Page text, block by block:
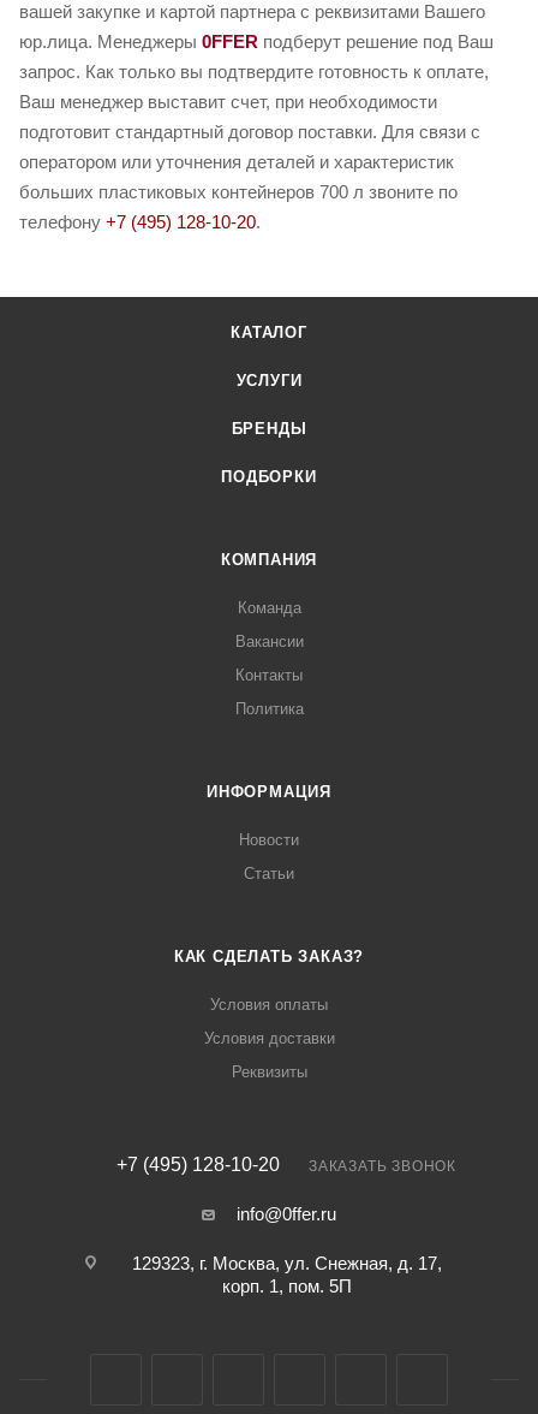
вашей закупке и картой партнера с реквизитами Вашего
юр.лица. Менеджеры 0FFER подберут решение под Ваш
запрос. Как только вы подтвердите готовность к оплате,
Ваш менеджер выставит счет, при необходимости
подготовит стандартный договор поставки. Для связи с
оператором или уточнения деталей и характеристик
больших пластиковых контейнеров 700 л звоните по
телефону +7 (495) 128-10-20.
КАТАЛОГ
УСЛУГИ
БРЕНДЫ
ПОДБОРКИ
КОМПАНИЯ
Команда
Вакансии
Контакты
Политика
ИНФОРМАЦИЯ
Новости
Статьи
КАК СДЕЛАТЬ ЗАКАЗ?
Условия оплаты
Условия доставки
Реквизиты
+7 (495) 128-10-20 ЗАКАЗАТЬ ЗВОНОК
info@0ffer.ru
129323, г. Москва, ул. Снежная, д. 17,
корп. 1, пом. 5П